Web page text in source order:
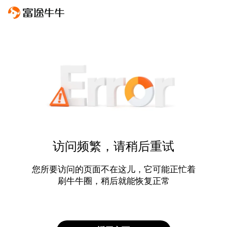
访问频繁，请稍后重试
您所要访问的页面不在这儿，它可能正忙着
刷牛牛圈，稍后就能恢复正常